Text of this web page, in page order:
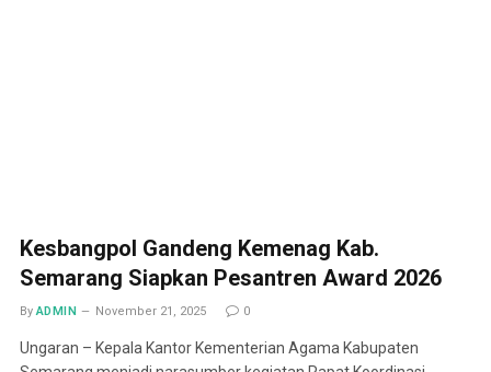
Kesbangpol Gandeng Kemenag Kab.
Semarang Siapkan Pesantren Award 2026
By ADMIN November 21, 2025 0
Ungaran – Kepala Kantor Kementerian Agama Kabupaten